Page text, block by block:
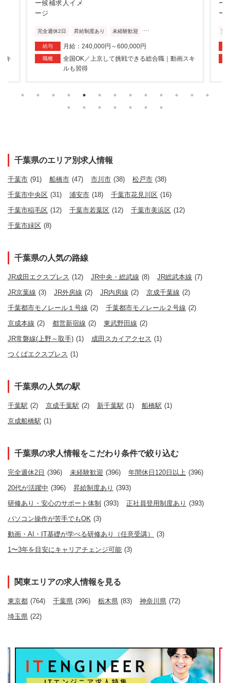
キ
完全週休2日 昇給制度あり 未経験歓迎
給与 月給：240,000円～600,000円
職種
全国OK／上京して挑戦できる総合職｜動画スキ
ルも習得
完
千葉県のエリア別求人情報
千葉市 (91) 船橋市 (47) 市川市 (38) 松戸市 (38)
千葉市中央区 (31) 浦安市 (18) 千葉市花見川区 (16)
千葉市稲毛区 (12) 千葉市若葉区 (12) 千葉市美浜区 (12)
千葉市緑区 (8)
千葉県の人気の路線
JR成田エクスプレス (12) JR中央・総武線 (8) JR総武本線 (7)
JR京葉線 (3) JR外房線 (2) JR内房線 (2) 京成千葉線 (2)
千葉都市モノレール１号線 (2) 千葉都市モノレール２号線 (2)
京成本線 (2) 都営新宿線 (2) 東武野田線 (2)
JR常磐線(上野～取手) (1) 成田スカイアクセス (1)
つくばエクスプレス (1)
千葉県の人気の駅
千葉駅 (2) 京成千葉駅 (2) 新千葉駅 (1) 船橋駅 (1)
京成船橋駅 (1)
千葉県の求人情報をこだわり条件で絞り込む
完全週休2日 (396) 未経験歓迎 (396) 年間休日120日以上 (396)
20代が活躍中 (396) 昇給制度あり (393)
研修あり・安心のサポート体制 (393) 正社員登用制度あり (393)
パソコン操作が苦手でもOK (3)
動画・AI・IT基礎が学べる研修あり（任意受講）
(3)
1〜3年を目安にキャリアチェンジ可能 (3)
関東エリアの求人情報を見る
東京都 (764) 千葉県 (396) 栃木県 (83) 神奈川県 (72)
埼玉県 (22)